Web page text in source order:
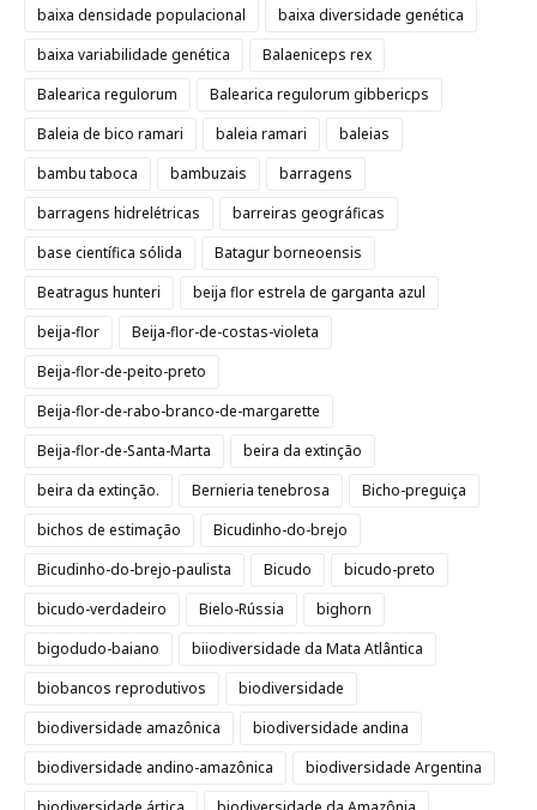
baixa densidade populacional
baixa diversidade genética
baixa variabilidade genética
Balaeniceps rex
Balearica regulorum
Balearica regulorum gibbericps
Baleia de bico ramari
baleia ramari
baleias
bambu taboca
bambuzais
barragens
barragens hidrelétricas
barreiras geográficas
base científica sólida
Batagur borneoensis
Beatragus hunteri
beija flor estrela de garganta azul
beija-flor
Beija-flor-de-costas-violeta
Beija-flor-de-peito-preto
Beija-flor-de-rabo-branco-de-margarette
Beija-flor-de-Santa-Marta
beira da extinção
beira da extinção.
Bernieria tenebrosa
Bicho-preguiça
bichos de estimação
Bicudinho-do-brejo
Bicudinho-do-brejo-paulista
Bicudo
bicudo-preto
bicudo-verdadeiro
Bielo-Rússia
bighorn
bigodudo-baiano
biiodiversidade da Mata Atlântica
biobancos reprodutivos
biodiversidade
biodiversidade amazônica
biodiversidade andina
biodiversidade andino-amazônica
biodiversidade Argentina